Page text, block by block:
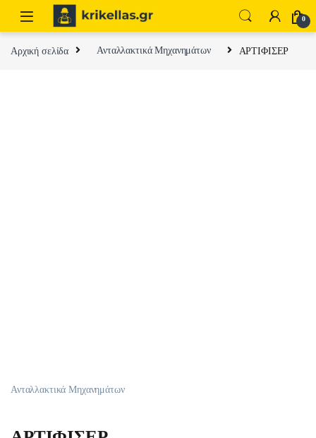
Skip to navigation
Skip to content
0
Αρχική σελίδα Ανταλλακτικά Μηχανημάτων ΑΡΤΙΦΙΣΕΡ
Ανταλλακτικά Μηχανημάτων